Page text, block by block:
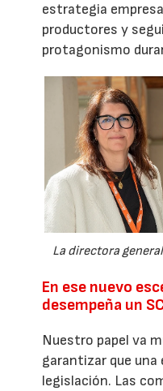
estrategia
productores y
protagonismo
La directora
En ese nuevo
desempeña un
Nuestro papel va
garantizar que una
legislación. Las